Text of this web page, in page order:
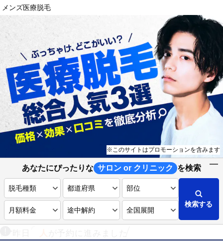
メンズ医療脱毛
※このサイトはプロモーションを含みます
あなたにぴったりな サロン or クリニック を検索
検索する